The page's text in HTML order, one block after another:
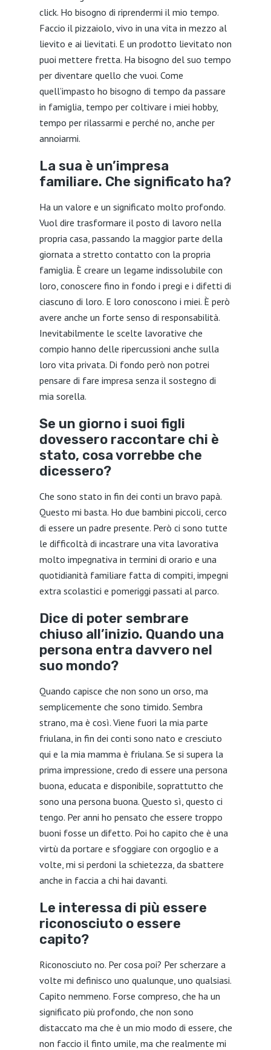
click. Ho bisogno di riprendermi il mio tempo.
Faccio il pizzaiolo, vivo in una vita in mezzo al
lievito e ai lievitati. E un prodotto lievitato non
puoi mettere fretta. Ha bisogno del suo tempo
per diventare quello che vuoi. Come
quell’impasto ho bisogno di tempo da passare
in famiglia, tempo per coltivare i miei hobby,
tempo per rilassarmi e perché no, anche per
annoiarmi.
La sua è un’impresa
familiare. Che significato ha?
Ha un valore e un significato molto profondo.
Vuol dire trasformare il posto di lavoro nella
propria casa, passando la maggior parte della
giornata a stretto contatto con la propria
famiglia. È creare un legame indissolubile con
loro, conoscere fino in fondo i pregi e i difetti di
ciascuno di loro. E loro conoscono i miei. È però
avere anche un forte senso di responsabilità.
Inevitabilmente le scelte lavorative che
compio hanno delle ripercussioni anche sulla
loro vita privata. Di fondo però non potrei
pensare di fare impresa senza il sostegno di
mia sorella.
Se un giorno i suoi figli
dovessero raccontare chi è
stato, cosa vorrebbe che
dicessero?
Che sono stato in fin dei conti un bravo papà.
Questo mi basta. Ho due bambini piccoli, cerco
di essere un padre presente. Però ci sono tutte
le difficoltà di incastrare una vita lavorativa
molto impegnativa in termini di orario e una
quotidianità familiare fatta di compiti, impegni
extra scolastici e pomeriggi passati al parco.
Dice di poter sembrare
chiuso all’inizio. Quando una
persona entra davvero nel
suo mondo?
Quando capisce che non sono un orso, ma
semplicemente che sono timido. Sembra
strano, ma è così. Viene fuori la mia parte
friulana, in fin dei conti sono nato e cresciuto
qui e la mia mamma è friulana. Se si supera la
prima impressione, credo di essere una persona
buona, educata e disponibile, soprattutto che
sono una persona buona. Questo sì, questo ci
tengo. Per anni ho pensato che essere troppo
buoni fosse un difetto. Poi ho capito che è una
virtù da portare e sfoggiare con orgoglio e a
volte, mi si perdoni la schietezza, da sbattere
anche in faccia a chi hai davanti.
Le interessa di più essere
riconosciuto o essere
capito?
Riconosciuto no. Per cosa poi? Per scherzare a
volte mi definisco uno qualunque, uno qualsiasi.
Capito nemmeno. Forse compreso, che ha un
significato più profondo, che non sono
distaccato ma che è un mio modo di essere, che
non faccio il finto umile, ma che realmente mi